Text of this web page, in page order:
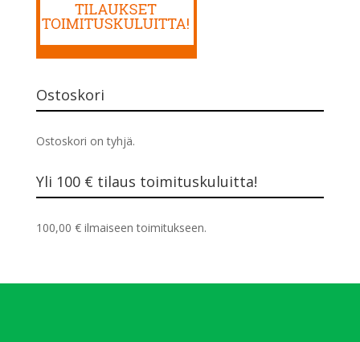
Ostoskori
Ostoskori on tyhjä.
Yli 100 € tilaus toimituskuluitta!
100,00 €ilmaiseen toimitukseen.